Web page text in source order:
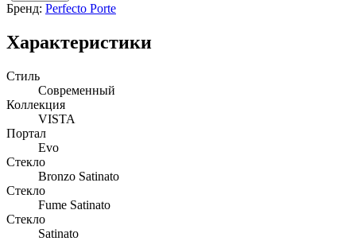
Бренд: Perfecto Porte
Характеристики
Стиль
Современный
Коллекция
VISTA
Портал
Evo
Стекло
Bronzo Satinato
Стекло
Fume Satinato
Стекло
Satinato